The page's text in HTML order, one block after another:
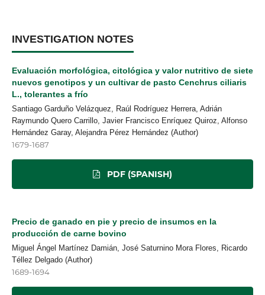
INVESTIGATION NOTES
Evaluación morfológica, citológica y valor nutritivo de siete
nuevos genotipos y un cultivar de pasto Cenchrus ciliaris
L., tolerantes a frío
Santiago Garduño Velázquez, Raúl Rodríguez Herrera, Adrián
Raymundo Quero Carrillo, Javier Francisco Enríquez Quiroz, Alfonso
Hernández Garay, Alejandra Pérez Hernández (Author)
1679-1687
PDF (SPANISH)
Precio de ganado en pie y precio de insumos en la
producción de carne bovino
Miguel Ángel Martínez Damián, José Saturnino Mora Flores, Ricardo
Téllez Delgado (Author)
1689-1694